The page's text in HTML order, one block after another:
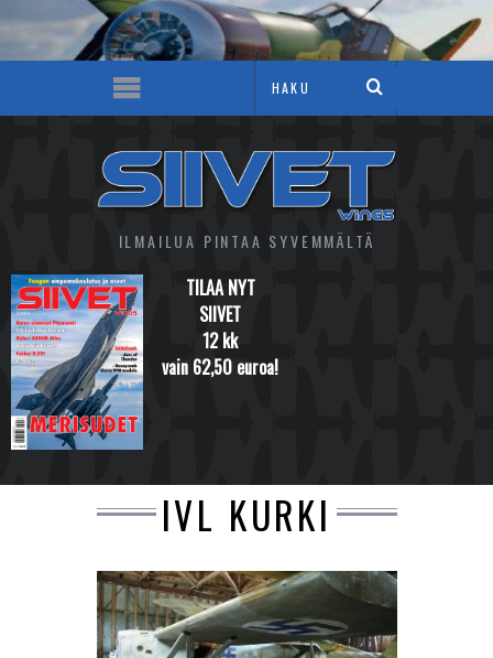
ILMAILUA PINTAA SYVEMMÄLTÄ
TILAA NYT
SIIVET
12 kk
vain 62,50 euroa!
IVL KURKI